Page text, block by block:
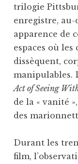
trilogie
enregistre, au-
apparence de
espaces où
dissèquent,
manipulables.
Act of Seeing
de la « vanité
des
Durant les
film,